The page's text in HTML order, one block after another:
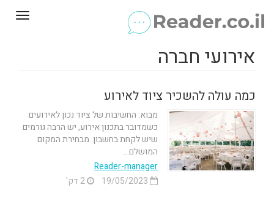
אירועי חברה
כמה עולה להשכיר ציוד לאירוע
מבוא: החשיבות של ציוד נכון לאירועים
כשמדובר בתכנון אירוע, יש הרבה גורמים
שיש לקחת בחשבון. מבחירת המקום
המושלם...
Reader-manager
2 דק'